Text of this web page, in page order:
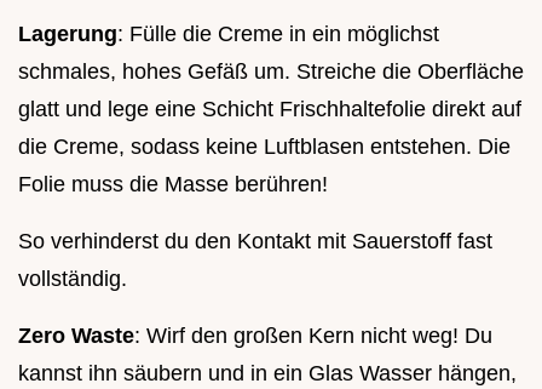
Lagerung: Fülle die Creme in ein möglichst
schmales, hohes Gefäß um. Streiche die Oberfläche
glatt und lege eine Schicht Frischhaltefolie direkt auf
die Creme, sodass keine Luftblasen entstehen. Die
Folie muss die Masse berühren!
So verhinderst du den Kontakt mit Sauerstoff fast
vollständig.
Zero Waste: Wirf den großen Kern nicht weg! Du
kannst ihn säubern und in ein Glas Wasser hängen,